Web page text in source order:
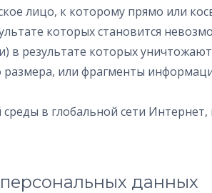
лицо, к которому прямо или
которых становится
результате которых
или фрагменты
среды в глобальной сети
данных